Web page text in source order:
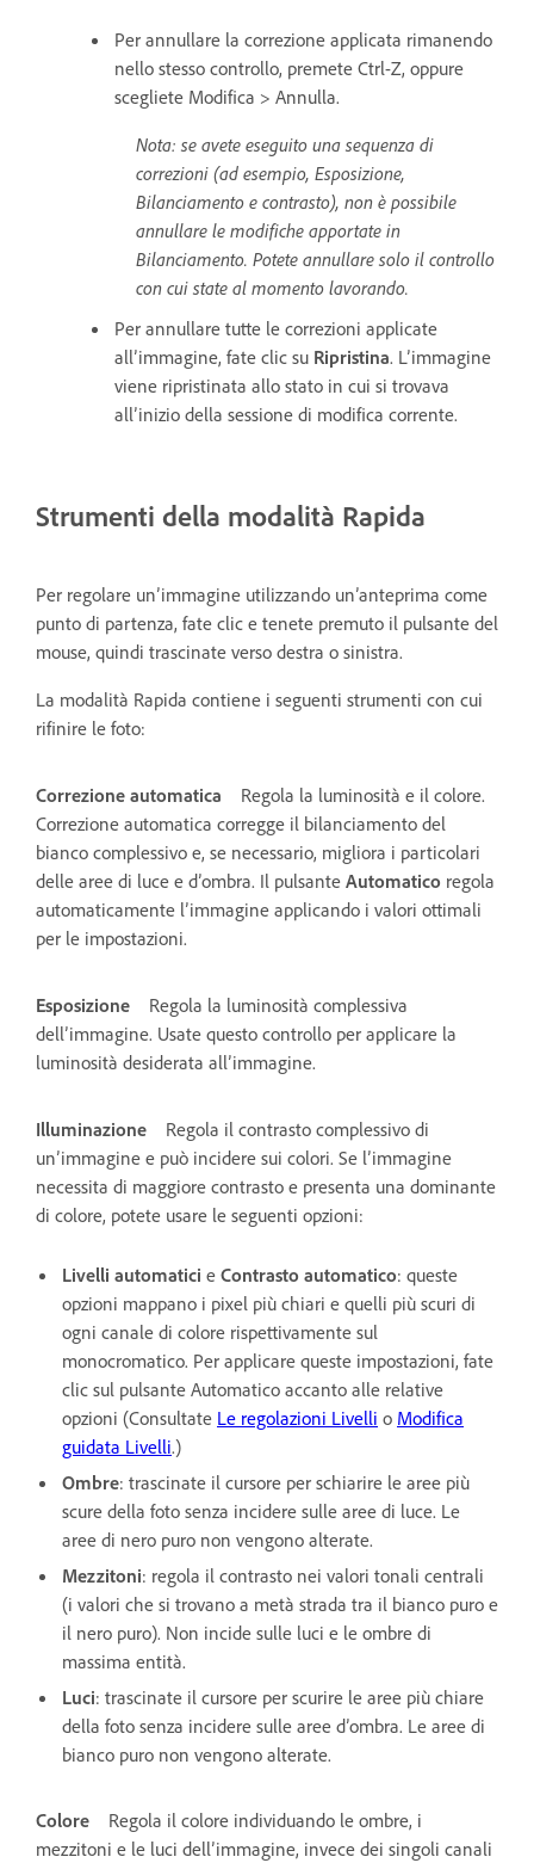
Per annullare la correzione applicata rimanendo
nello stesso controllo, premete Ctrl-Z, oppure
scegliete Modifica > Annulla.
Nota: se avete eseguito una sequenza di
correzioni (ad esempio, Esposizione,
Bilanciamento e contrasto), non è possibile
annullare le modifiche apportate in
Bilanciamento. Potete annullare solo il controllo
con cui state al momento lavorando.
Per annullare tutte le correzioni applicate
all’immagine, fate clic su Ripristina. L’immagine
viene ripristinata allo stato in cui si trovava
all’inizio della sessione di modifica corrente.
Strumenti della modalità Rapida
Per regolare un’immagine utilizzando un’anteprima come
punto di partenza, fate clic e tenete premuto il pulsante del
mouse, quindi trascinate verso destra o sinistra.
La modalità Rapida contiene i seguenti strumenti con cui
rifinire le foto:
Correzione automatica
Regola la luminosità e il colore.
Correzione automatica corregge il bilanciamento del
bianco complessivo e, se necessario, migliora i particolari
delle aree di luce e d’ombra. Il pulsante Automatico regola
automaticamente l’immagine applicando i valori ottimali
per le impostazioni.
Esposizione
Regola la luminosità complessiva
dell’immagine. Usate questo controllo per applicare la
luminosità desiderata all’immagine.
Illuminazione
Regola il contrasto complessivo di
un’immagine e può incidere sui colori. Se l’immagine
necessita di maggiore contrasto e presenta una dominante
di colore, potete usare le seguenti opzioni:
Livelli automatici e Contrasto automatico: queste
opzioni mappano i pixel più chiari e quelli più scuri di
ogni canale di colore rispettivamente sul
monocromatico. Per applicare queste impostazioni, fate
clic sul pulsante Automatico accanto alle relative
opzioni (Consultate Le regolazioni Livelli o Modifica
guidata Livelli.)
Ombre: trascinate il cursore per schiarire le aree più
scure della foto senza incidere sulle aree di luce. Le
aree di nero puro non vengono alterate.
Mezzitoni: regola il contrasto nei valori tonali centrali
(i valori che si trovano a metà strada tra il bianco puro e
il nero puro). Non incide sulle luci e le ombre di
massima entità.
Luci: trascinate il cursore per scurire le aree più chiare
della foto senza incidere sulle aree d’ombra. Le aree di
bianco puro non vengono alterate.
Colore
Regola il colore individuando le ombre, i
mezzitoni e le luci dell’immagine, invece dei singoli canali